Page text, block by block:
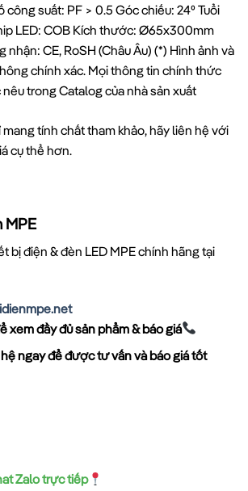
công suất: PF > 0.5 Góc chiếu: 24⁰ Tuổi
LED: COB Kích thước: Ø65x300mm
nhận: CE, RoSH (Châu Âu) (*) Hình ảnh và
chính xác. Mọi thông tin chính thức
trong Catalog của nhà sản xuất
mang tính chất tham khảo, hãy liên hệ với
cụ thể hơn.
MPE
bị điện & đèn LED MPE chính hãng tại
xem đầy đủ sản phẩm & báo giá
ngay để được tư vấn và báo giá tốt
Zalo trực tiếp